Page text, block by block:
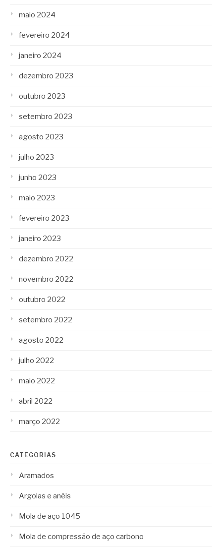
maio 2024
fevereiro 2024
janeiro 2024
dezembro 2023
outubro 2023
setembro 2023
agosto 2023
julho 2023
junho 2023
maio 2023
fevereiro 2023
janeiro 2023
dezembro 2022
novembro 2022
outubro 2022
setembro 2022
agosto 2022
julho 2022
maio 2022
abril 2022
março 2022
CATEGORIAS
Aramados
Argolas e anéis
Mola de aço 1045
Mola de compressão de aço carbono